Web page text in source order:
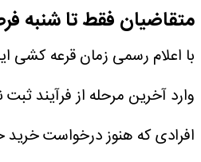
متقاضیان فقط تا شنبه
با اعلام رسمی زمان قرعه کشی
وارد آخرین مرحله از فرآیند
افرادی که هنوز درخواست خرید